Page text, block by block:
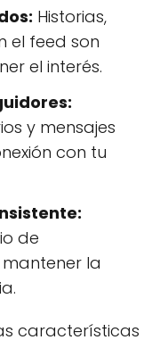
Historias,
el feed son
el interés.
y mensajes
con tu
de
la
características